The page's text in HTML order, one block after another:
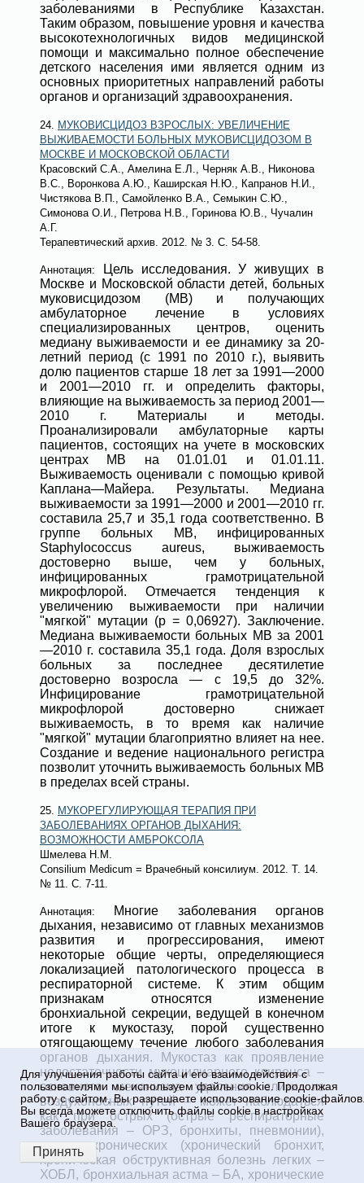
заболеваниями в Республике Казахстан.
Таким образом, повышение уровня и качества
высокотехнологичных видов медицинской
помощи и максимально полное обеспечение
детского населения ими является одним из
основных приоритетных направлений работы
органов и организаций здравоохранения.
24. МУКОВИСЦИДОЗ ВЗРОСЛЫХ: УВЕЛИЧЕНИЕ
ВЫЖИВАЕМОСТИ БОЛЬНЫХ МУКОВИСЦИДОЗОМ В
МОСКВЕ И МОСКОВСКОЙ ОБЛАСТИ
Красовский С.А., Амелина Е.Л., Черняк А.В., Никонова
В.С., Воронкова А.Ю., Каширская Н.Ю., Капранов Н.И.,
Чистякова В.П., Самойленко В.А., Семыкин С.Ю.,
Симонова О.И., Петрова Н.В., Горинова Ю.В., Чучалин
А.Г.
Терапевтический архив . 2012. № 3 . С. 54-58.
Аннотация:
Цель исследования. У живущих в
Москве и Московской области детей, больных
муковисцидозом (МВ) и получающих
амбулаторное лечение в условиях
специализированных центров, оценить
медиану выживаемости и ее динамику за 20-
летний период (с 1991 по 2010 г.), выявить
долю пациентов старше 18 лет за 1991—2000
и 2001—2010 гг. и определить факторы,
влияющие на выживаемость за период 2001—
2010 г. Материалы и методы.
Проанализировали амбулаторные карты
пациентов, состоящих на учете в московских
центрах МВ на 01.01.01 и 01.01.11.
Выживаемость оценивали с помощью кривой
Каплана—Майера. Результаты. Медиана
выживаемости за 1991—2000 и 2001—2010 гг.
составила 25,7 и 35,1 года соответственно. В
группе больных МВ, инфицированных
Staphylococcus aureus, выживаемость
достоверно выше, чем у больных,
инфицированных грамотрицательной
микрофлорой. Отмечается тенденция к
увеличению выживаемости при наличии
"мягкой" мутации (p = 0,06927). Заключение.
Медиана выживаемости больных МВ за 2001
—2010 г. составила 35,1 года. Доля взрослых
больных за последнее десятилетие
достоверно возросла — с 19,5 до 32%.
Инфицирование грамотрицательной
микрофлорой достоверно снижает
выживаемость, в то время как наличие
"мягкой" мутации благоприятно влияет на нее.
Создание и ведение национального регистра
позволит уточнить выживаемость больных МВ
в пределах всей страны.
25. МУКОРЕГУЛИРУЮЩАЯ ТЕРАПИЯ ПРИ
ЗАБОЛЕВАНИЯХ ОРГАНОВ ДЫХАНИЯ:
ВОЗМОЖНОСТИ АМБРОКСОЛА
Шмелева Н.М.
Consilium Medicum = Врачебный консилиум . 2012. Т. 14.
№ 11
. С. 7-11.
Аннотация:
Многие заболевания органов
дыхания, независимо от главных механизмов
развития и прогрессирования, имеют
некоторые общие черты, определяющиеся
локализацией патологического процесса в
респираторной системе. К этим общим
признакам относятся изменение
бронхиальной секреции, ведущей в конечном
итоге к мукостазу, порой существенно
отягощающему течение любого заболевания
органов дыхания. Мукостаз как проявление
недостаточности мукоцилиарного клиренса –
основного механизма удаления слизи из
воздухоносных путей – может наблюдаться
как при острых (острые респираторные
заболевания – ОРЗ, бронхиты, пневмонии),
так и хронических (хронический бронхит,
хроническая обструктивная болезнь легких –
ХОБЛ, бронхиальная астма – БА, хронические
Для улучшения работы сайта и его взаимодействия с
пользователями мы используем файлы cookie. Продолжая
работу с сайтом, Вы разрешаете использование cookie-
Вы всегда можете отключить файлы cookie в настройках
Вашего браузера.
Принять